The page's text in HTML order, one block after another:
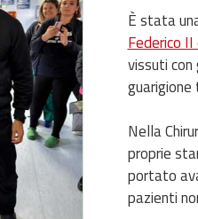
È stata
Federico
vissuti
guarigione
Nella
proprie
portato
pazienti